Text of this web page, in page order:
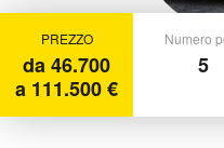
PREZZO
da 46.700
a 111.500 €
Numero
5